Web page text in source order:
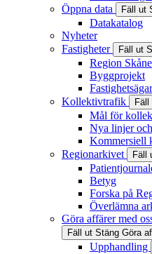
Öppna data
Fäll ut
Datakatalog
Nyheter
Fastigheter
Fäll ut
Region
Byggprojekt
Kollektivtrafik
Fäll
Mål för
Nya linjer
Kommersiell
Regionarkivet
Fäll
Betyg
Forska på
Överlämna
Göra affärer med
Fäll ut Stäng Göra
Upphandling